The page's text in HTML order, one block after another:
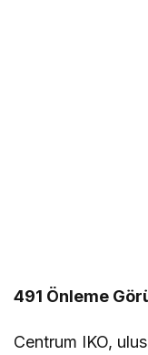
491 Önleme
Centrum IKO,